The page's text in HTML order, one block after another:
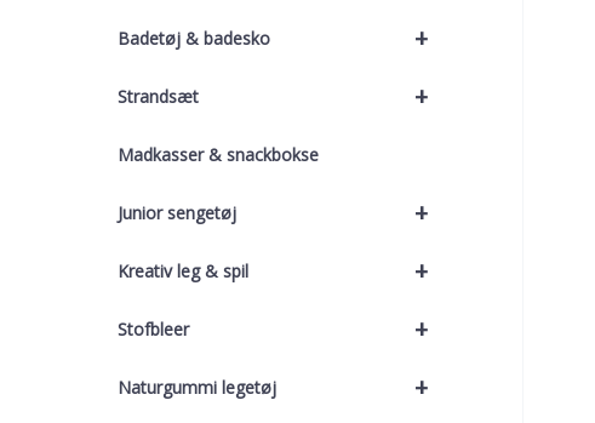
+
Badetøj & badesko
+
Strandsæt
Madkasser & snackbokse
+
Junior sengetøj
+
Kreativ leg & spil
+
Stofbleer
+
Naturgummi legetøj